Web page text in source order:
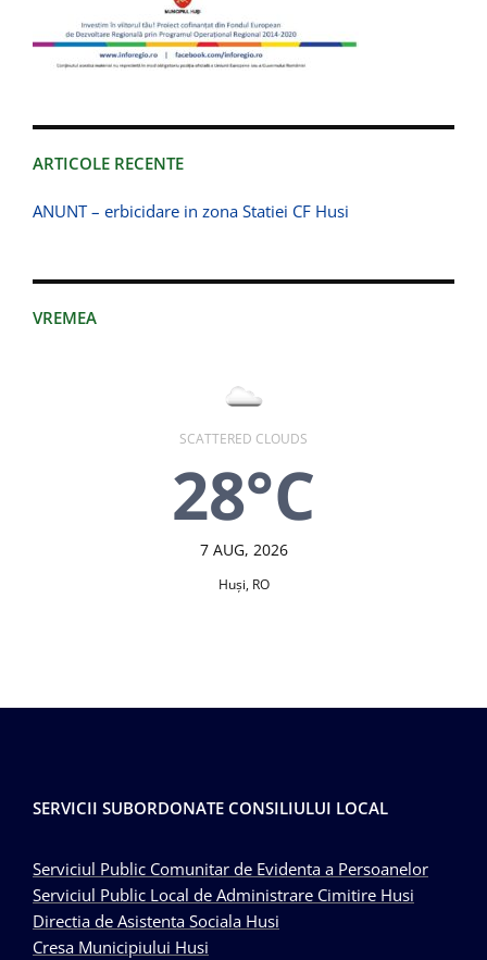
ARTICOLE RECENTE
ANUNT – erbicidare in zona Statiei CF Husi
VREMEA
SCATTERED CLOUDS
28°C
7 AUG, 2026
Huşi, RO
SERVICII SUBORDONATE CONSILIULUI LOCAL
Serviciul Public Comunitar de Evidenta a Persoanelor
Serviciul Public Local de Administrare Cimitire Husi
Directia de Asistenta Sociala Husi
Cresa Municipiului Husi